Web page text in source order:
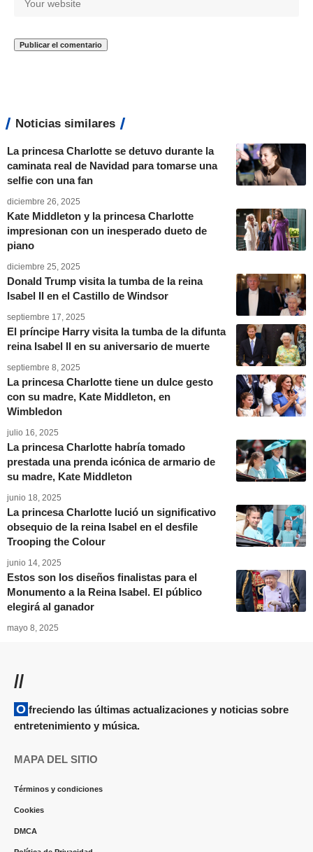
Noticias similares
La princesa Charlotte se detuvo durante la
caminata real de Navidad para tomarse una
selfie con una fan
diciembre 26, 2025
Kate Middleton y la princesa Charlotte
impresionan con un inesperado dueto de
piano
diciembre 25, 2025
Donald Trump visita la tumba de la reina
Isabel II en el Castillo de Windsor
septiembre 17, 2025
El príncipe Harry visita la tumba de la difunta
reina Isabel II en su aniversario de muerte
septiembre 8, 2025
La princesa Charlotte tiene un dulce gesto
con su madre, Kate Middleton, en
Wimbledon
julio 16, 2025
La princesa Charlotte habría tomado
prestada una prenda icónica de armario de
su madre, Kate Middleton
junio 18, 2025
La princesa Charlotte lució un significativo
obsequio de la reina Isabel en el desfile
Trooping the Colour
junio 14, 2025
Estos son los diseños finalistas para el
Monumento a la Reina Isabel. El público
elegirá al ganador
mayo 8, 2025
//
Ofreciendo las últimas actualizaciones y noticias sobre
entretenimiento y música.
MAPA DEL SITIO
Términos y condiciones
Cookies
DMCA